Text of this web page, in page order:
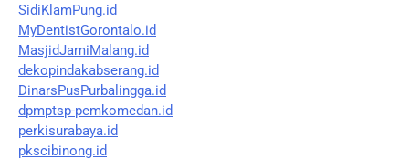
SidiKlamPung.id
MyDentistGorontalo.id
MasjidJamiMalang.id
dekopindakabserang.id
DinarsPusPurbalingga.id
dpmptsp-pemkomedan.id
perkisurabaya.id
pkscibinong.id